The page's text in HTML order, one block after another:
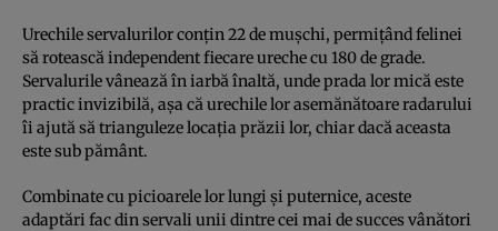
Urechile servalurilor conțin 22 de mușchi, permițând felinei
să rotească independent fiecare ureche cu 180 de grade.
Servalurile vânează în iarbă înaltă, unde prada lor mică este
practic invizibilă, așa că urechile lor asemănătoare radarului
îi ajută să trianguleze locația prăzii lor, chiar dacă aceasta
este sub pământ.
Combinate cu picioarele lor lungi și puternice, aceste
adaptări fac din servali unii dintre cei mai de succes vânători